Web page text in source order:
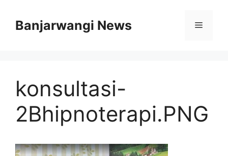
Banjarwangi News Menu
konsultasi-
2Bhipnoterapi.PNG